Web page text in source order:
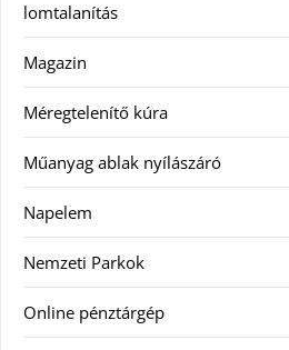
lomtalanítás
Magazin
Méregtelenítő kúra
Műanyag ablak nyílászáró
Napelem
Nemzeti Parkok
Online pénztárgép